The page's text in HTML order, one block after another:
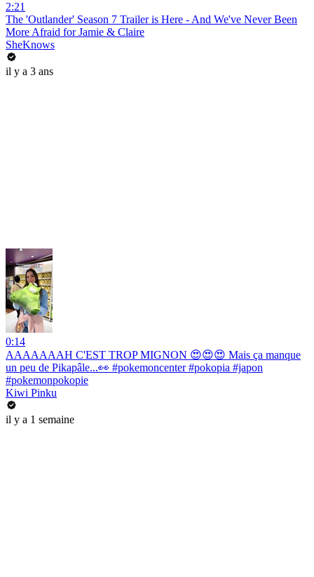
2:21
The 'Outlander' Season 7 Trailer is Here - And We've Never Been
More Afraid for Jamie & Claire
SheKnows
il y a 3 ans
0:14
AAAAAAAH C'EST TROP MIGNON 😍😍😍 Mais ça manque
un peu de Pikapâle...👀 #pokemoncenter #pokopia #japon
#pokemonpokopie
Kiwi Pinku
il y a 1 semaine